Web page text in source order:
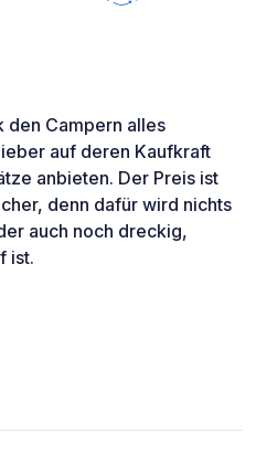
den Campern alles
auf deren Kaufkraft
anbieten. Der Preis ist
denn dafür wird nichts
auch noch dreckig,
ist.